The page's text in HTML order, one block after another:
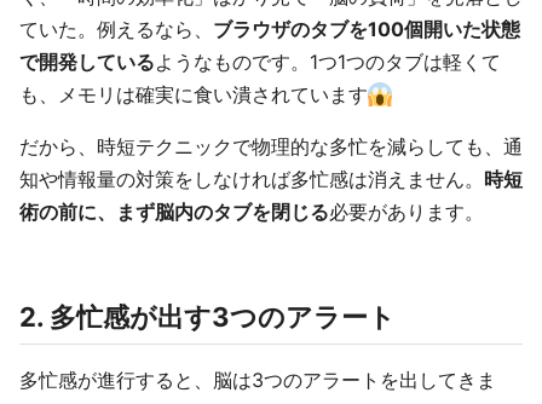
ていた。例えるなら、 ブラウザのタブを100個開いた状態
で開発しているようなものです。1つ1つのタブは軽くて
も、メモリは確実に食い潰されています
だから、時短テクニックで物理的な多忙を減らしても、通
知や情報量の対策をしなければ多忙感は消えません。 時短
術の前に、まず脳内のタブを閉じる必要があります。
2. 多忙感が出す3つのアラート
多忙感が進行すると、脳は3つのアラートを出してきま